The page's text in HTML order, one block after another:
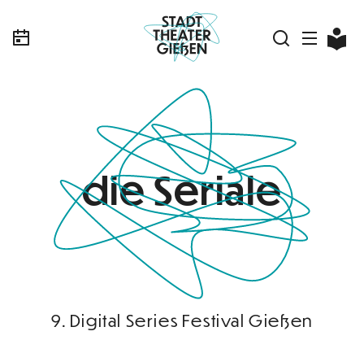
die Seriale
9. Digital Series Festival Gießen